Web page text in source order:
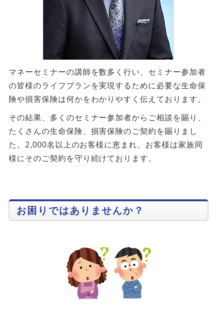
マネーセミナーの講師を数多く行い、セミナー参加者
の皆様のライフプランを実現するために必要な生命保
険や損害保険は何かをわかりやすく伝えております。
その結果、多くのセミナー参加者からご相談を賜り、
たくさんの生命保険、損害保険のご契約を賜りまし
た。2,000名以上のお客様に恵まれ、お客様は家族同
様にそのご契約を守り続けております。
お困りではありませんか？